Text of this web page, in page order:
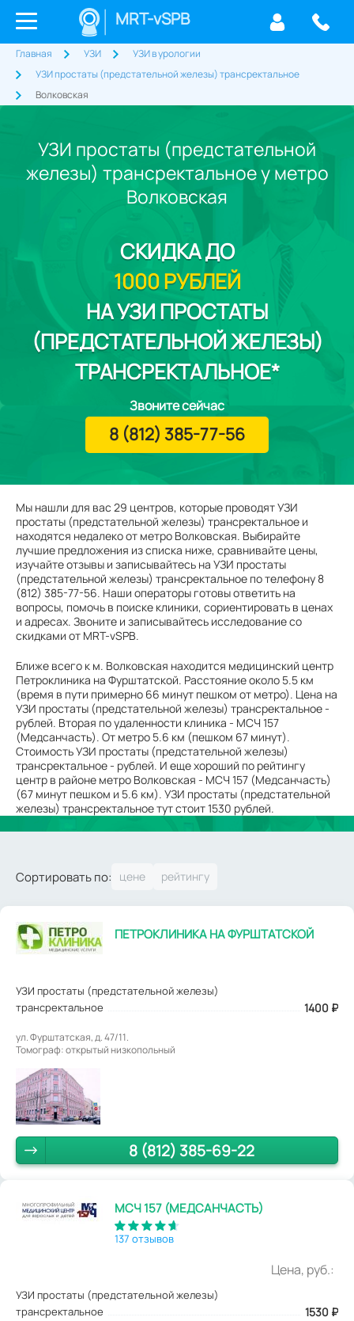
MRT-vSPB
Главная УЗИ
УЗИ в урологии
УЗИ простаты (предстательной железы) трансректальное
Волковская
УЗИ простаты (предстательной
железы) трансректальное у метро
Волковская
Мы нашли для вас 29 центров, которые проводят УЗИ
простаты (предстательной железы) трансректальное и
находятся недалеко от метро Волковская. Выбирайте
лучшие предложения из списка ниже, сравнивайте цены,
изучайте отзывы и записывайтесь на УЗИ простаты
(предстательной железы) трансректальное по телефону 8
(812) 385-77-56. Наши операторы готовы ответить на
вопросы, помочь в поиске клиники, сориентировать в ценах
и адресах. Звоните и записывайтесь исследование со
скидками от MRT-vSPB.
Ближе всего к м. Волковская находится медицинский центр
Петроклиника на Фурштатской. Расстояние около 5.5 км
(время в пути примерно 66 минут пешком от метро). Цена на
УЗИ простаты (предстательной железы) трансректальное -
рублей. Вторая по удаленности клиника - МСЧ 157
(Медсанчасть). От метро 5.6 км (пешком 67 минут).
Стоимость УЗИ простаты (предстательной железы)
трансректальное - рублей. И еще хороший по рейтингу
центр в районе метро Волковская - МСЧ 157 (Медсанчасть)
(67 минут пешком и 5.6 км). УЗИ простаты (предстательной
железы) трансректальное тут стоит 1530 рублей.
СКИДКАДО
1000 РУБЛЕЙ
НА УЗИ ПРОСТАТЫ
(ПРЕДСТАТЕЛЬНОЙ ЖЕЛЕЗЫ)
ТРАНСРЕКТАЛЬНОЕ*
Звоните сейчас
8 (812) 385-77-56
Сортировать по:
ПЕТРОКЛИНИКА НА ФУРШТАТСКОЙ
УЗИ простаты (предстательной железы)
трансректальное
1400 ₽
ул. Фурштатская, д. 47/11.
Томограф: открытый низкопольный
8 (812) 385-69-22
МСЧ 157 (МЕДСАНЧАСТЬ)
137 отзывов
Цена, руб.:
УЗИ простаты (предстательной железы)
трансректальное
1530 ₽